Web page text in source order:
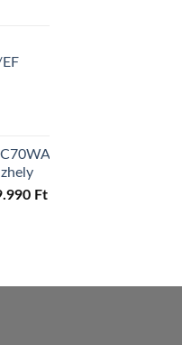
FtCurrent